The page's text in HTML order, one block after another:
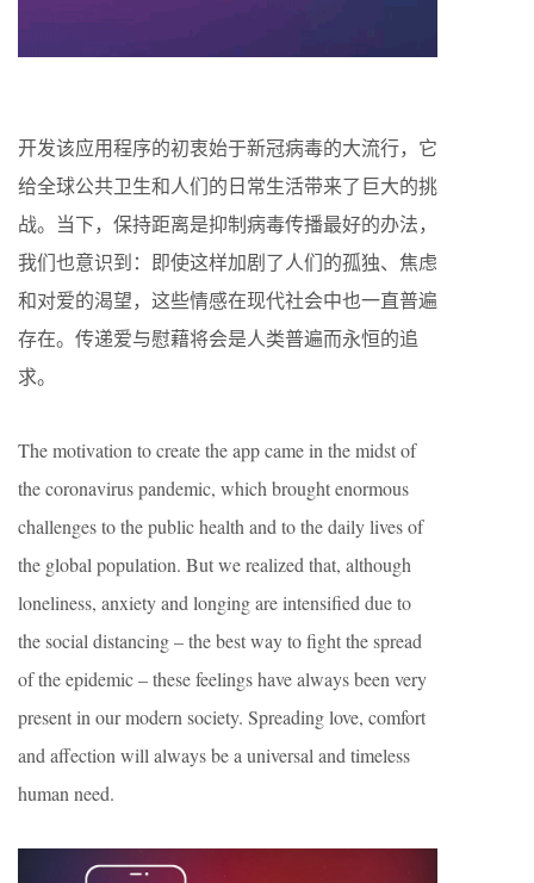
开发该应用程序的初衷始于新冠病毒的大流行，它
给全球公共卫生和人们的日常生活带来了巨大的挑
战。当下，保持距离是抑制病毒传播最好的办法，
我们也意识到：即使这样加剧了人们的孤独、焦虑
和对爱的渴望，这些情感在现代社会中也一直普遍
存在。传递爱与慰藉将会是人类普遍而永恒的追
求。
The motivation to create the app came in the midst of
the coronavirus pandemic, which brought enormous
challenges to the public health and to the daily lives of
the global population. But we realized that, although
loneliness, anxiety and longing are intensified due to
the social distancing – the best way to fight the spread
of the epidemic – these feelings have always been very
present in our modern society. Spreading love, comfort
and affection will always be a universal and timeless
human need.